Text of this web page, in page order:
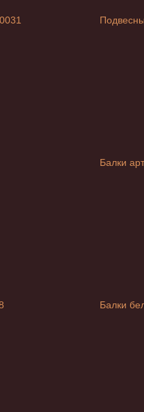
Балки
Балки